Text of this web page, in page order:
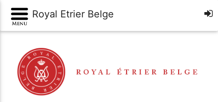
Royal Etrier Belge